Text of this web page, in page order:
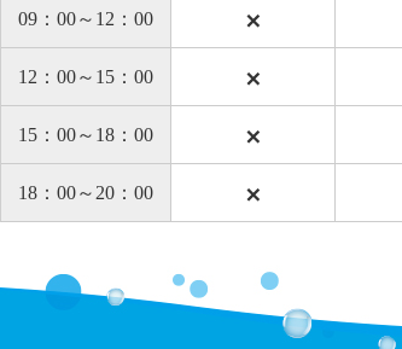
09：00～12：00 ×
12：00～15：00 ×
15：00～18：00 ×
18：00～20：00 ×